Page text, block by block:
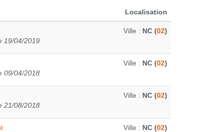
Localisation
19/04/2019
Ville : NC (02)
09/04/2018
Ville : NC (02)
21/08/2018
Ville : NC (02)
Ville : NC (02)